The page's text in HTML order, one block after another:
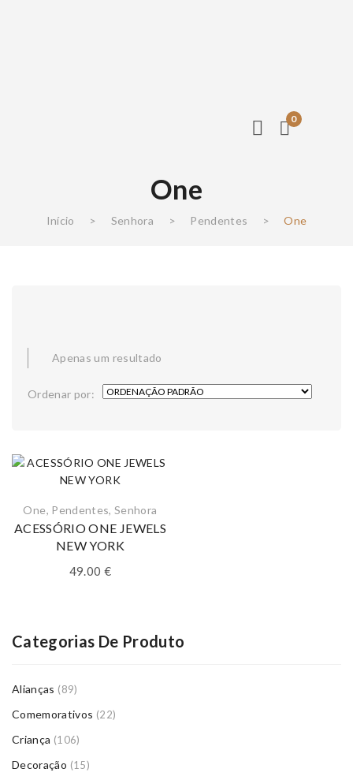
0
One
Início > Senhora > Pendentes > One
Apenas um resultado
Ordenar por:
One, Pendentes,Senhora
ACESSÓRIO ONE JEWELS
NEW YORK
49.00 €
Categorias De Produto
Alianças (89)
Comemorativos (22)
Criança (106)
Decoração (15)